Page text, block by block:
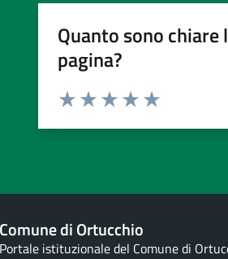
Quanto sono
pagina?
Comune di Ortucchio
Portale istituzionale del Comune di